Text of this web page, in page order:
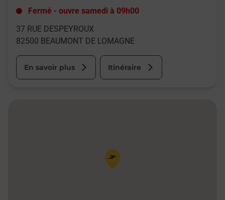
Fermé - ouvre samedi à 09h00
37 RUE DESPEYROUX
82500 BEAUMONT DE LOMAGNE
En savoir plus Itinéraire
Pin de la carte